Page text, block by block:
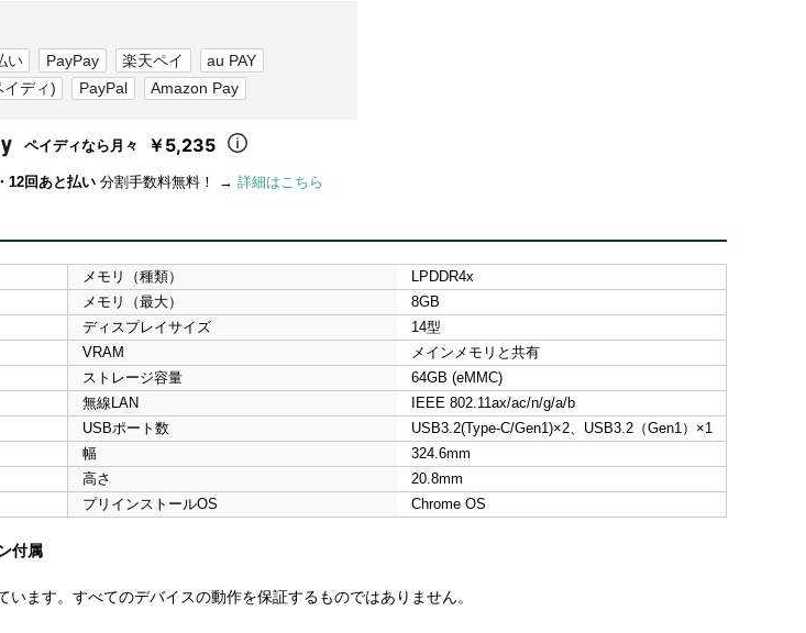
い PayPay 楽天ペイ
au PAY
イディ) PayPal Amazon Pay
ペイディなら月々 ￥5,235
12回あと払い 分割手数料無料！ → 詳細はこちら
メモリ（種類）
LPDDR4x
メモリ（最大）
8GB
ディスプレイサイズ
14型
VRAM
メインメモリと共有
ストレージ容量
64GB (eMMC)
無線LAN
IEEE 802.11ax/ac/n/g/a/b
USBポート数
USB3.2(Type-C/Gen1)×2、USB3.2（Gen1）×1
幅
324.6mm
高さ
20.8mm
プリインストールOS Chrome OS
付属
ます。すべてのデバイスの動作を保証するものではありません。